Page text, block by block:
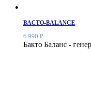
BACTO-BALANCE
6 990 ₽
Бакто Баланс -